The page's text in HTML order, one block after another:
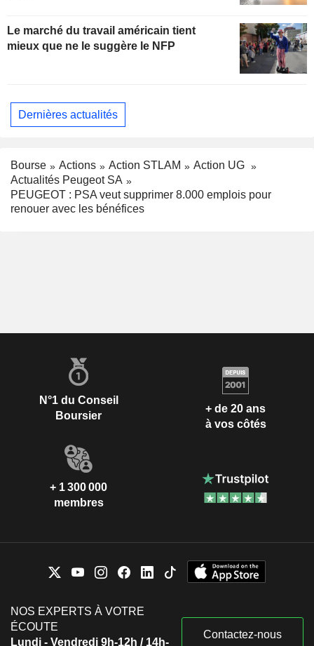
Le marché du travail américain tient
mieux que ne le suggère le NFP
Dernières actualités
Bourse Actions Action STLAM
Action UG
Actualités Peugeot SA
PEUGEOT : PSA veut supprimer 8.000 emplois pour
renouer avec les bénéfices
N°1 du Conseil
Boursier
+ de 20 ans
à vos côtés
+ 1 300 000
membres
NOS EXPERTS À VOTRE
ÉCOUTE
Lundi - Vendredi 9h-12h / 14h-
Contactez-nous